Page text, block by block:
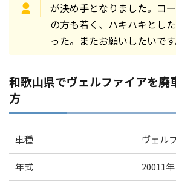
が決め手となりました。コ
の方も若く、ハキハキとし
った。またお願いしたいです
和歌山県でヴェルファイアを廃
方
車種 ヴェル
年式 20011年